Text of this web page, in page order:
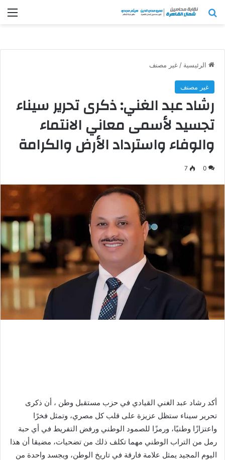
بحث عن
الرئيسية / غير مصنف
غير مصنف
رشاد عبد الغني: ذكرى تحرير سيناء
تجسيد لأسمى معاني الانتماء
والوفاء واسترداد الأرض والكرامة
0
7
أكد رشاد عبد الغني القيادي في حزب مستقبل وطن ، أن ذكرى
تحرير سيناء ستظل عزيزة على قلب كل مصري، وتمثل فخرًا
واعتزازًا وطنيًا، ورمزًا للصمود الوطني ورفض التفريط في أي حبة
رمل من التراب الوطني مهما تكلف ذلك من تضحيات، مضيقا أن هذا
اليوم المجيد يمثل علامة فارقة في تاريخ الوطن، ويجسد واحدة من